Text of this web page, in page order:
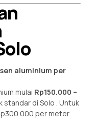
aluminium per
mulai Rp150.000 –
standar di Solo . Untuk
per meter.